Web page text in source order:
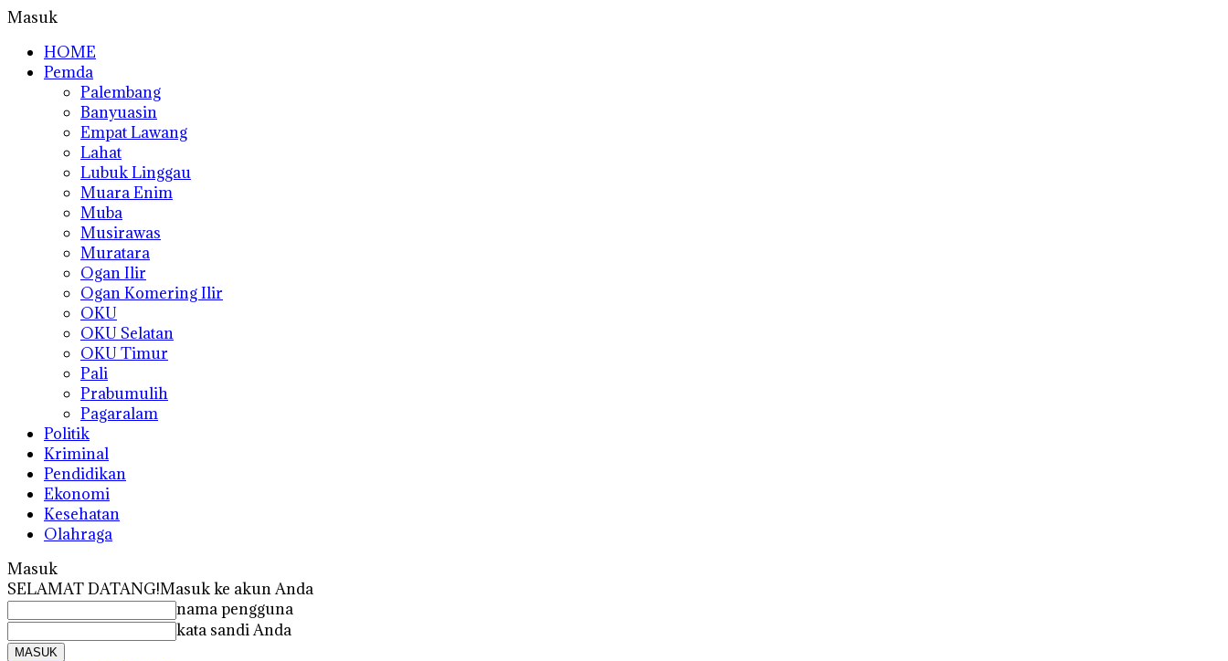
Masuk
HOME
Pemda
Palembang
Banyuasin
Empat Lawang
Lahat
Lubuk Linggau
Muara Enim
Muba
Musirawas
Muratara
Ogan Ilir
Ogan Komering Ilir
OKU
OKU Selatan
OKU Timur
Pali
Prabumulih
Pagaralam
Politik
Kriminal
Pendidikan
Ekonomi
Kesehatan
Olahraga
Masuk
SELAMAT DATANG!Masuk ke akun Anda
nama pengguna
kata sandi Anda